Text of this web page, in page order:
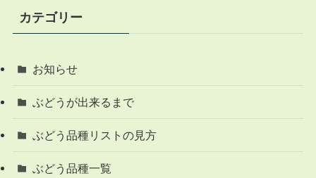
カテゴリー
お知らせ
ぶどうが出来るまで
ぶどう品種リストの見方
ぶどう品種一覧